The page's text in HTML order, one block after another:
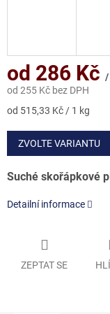
od 286 Kč /
od 255 Kč bez DPH
Měrná
od 515,33 Kč / 1 kg
ZVOLTE VARIANTU
Suché skořápkové
Detailní informace
ZEPTAT SE